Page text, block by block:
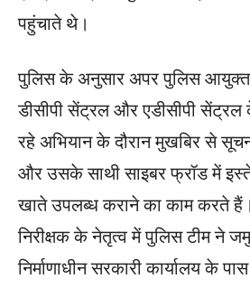
पहुंचाते थे।
पुलिस के अनुसार अपर पुलिस आयुक्त
डीसीपी सेंट्रल और एडीसीपी सेंट्रल
रहे अभियान के दौरान मुखबिर से
और उसके साथी साइबर फ्रॉड में
खाते उपलब्ध कराने का काम करते
निरीक्षक के नेतृत्व में पुलिस टीम ने
निर्माणाधीन सरकारी कार्यालय के